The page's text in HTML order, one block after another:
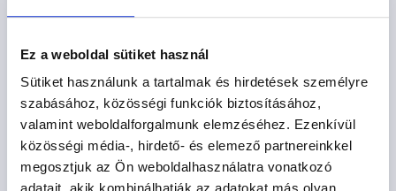
Ez a weboldal sütiket használ
Sütiket használunk a tartalmak és hirdetések személyre
szabásához, közösségi funkciók biztosításához,
valamint weboldalforgalmunk elemzéséhez. Ezenkívül
közösségi média-, hirdető- és elemező partnereinkkel
megosztjuk az Ön weboldalhasználatra vonatkozó
POZSONY